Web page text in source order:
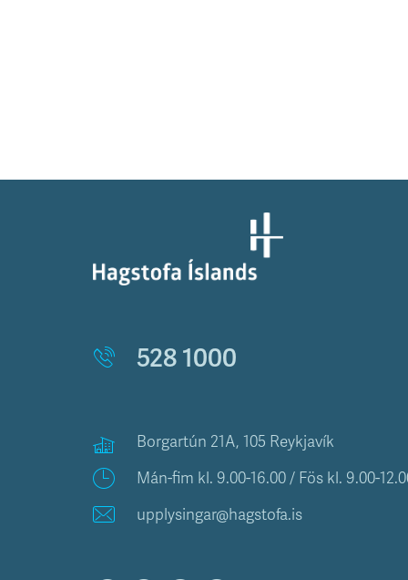
528 1000
Borgartún 21A, 105 Reykjavík
Mán-fim kl. 9.00-16.00 / Fös kl. 9.00-
upplysingar@hagstofa.is